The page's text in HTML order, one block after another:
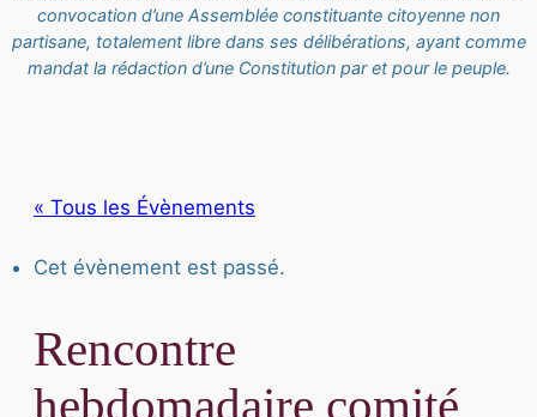
convocation d’une Assemblée constituante citoyenne non
partisane, totalement libre dans ses délibérations, ayant comme
mandat la rédaction d’une Constitution par et pour le peuple.
« Tous les Évènements
Cet évènement est passé.
Rencontre
hebdomadaire comité